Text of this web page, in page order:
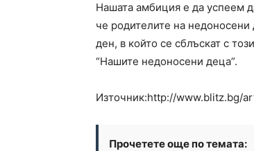
Нашата амбиция е да успеем
че родителите на
ден, в който се сблъскат с
“Нашите недоносени деца”.
Източник:http://www.blitz.bg/
Прочетете още по темата: